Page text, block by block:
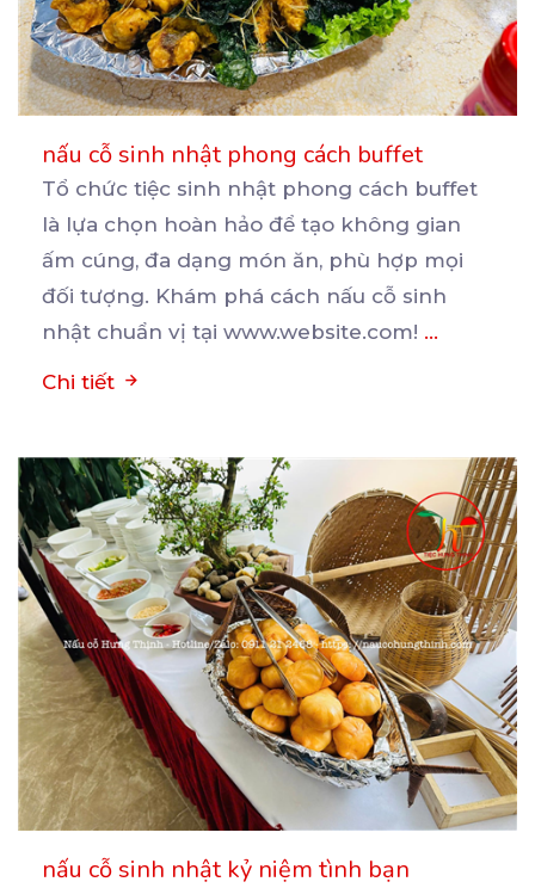
nấu cỗ sinh nhật phong cách buffet
Tổ chức tiệc sinh nhật phong cách buffet
là lựa chọn hoàn hảo để tạo không gian
ấm cúng, đa dạng món ăn, phù hợp mọi
đối tượng. Khám phá cách nấu cỗ sinh
nhật chuẩn vị tại www.website.com! ...
Chi tiết
nấu cỗ sinh nhật kỷ niệm tình bạn